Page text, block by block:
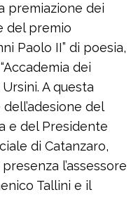
premiazione dei
del premio
Paolo II” di poesia,
dei
A questa
del
e del Presidente
di Catanzaro,
l’assessore
Tallini e il